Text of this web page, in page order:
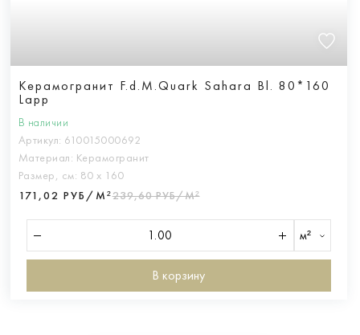
Керамогранит F.d.M.Quark Sahara Bl. 80*160
Lapp
В наличии
Артикул: 610015000692
Материал: Керамогранит
Размер, см: 80 х 160
171,02 РУБ/М²239,60 РУБ/М²
м²
В корзину